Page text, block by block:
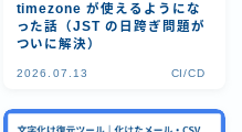
timezone が使えるようにな
った話（JST の日跨ぎ問題が
ついに解決）
2026.07.13 CI/CD